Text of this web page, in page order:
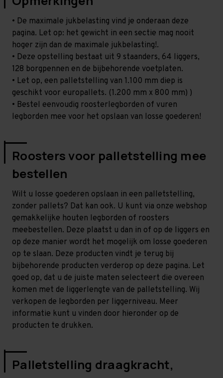
• De maximale jukbelasting vind je onderaan deze
pagina. Let op: het gewicht in een sectie mag nooit
hoger zijn dan de maximale jukbelasting!.
• Deze opstelling bestaat uit 9 staanders, 64 liggers,
128 borgpennen en de bijbehorende voetplaten.
• Let op, een palletstelling van 1.100 mm diep is
geschikt voor europallets. (1.200 mm x 800 mm) )
• Bestel eenvoudig roosterlegborden of vuren
legborden mee voor het opslaan van losse goederen!
Roosters voor palletstelling mee
bestellen
Wilt u losse goederen opslaan in een palletstelling,
zonder pallets? Dat kan ook. U kunt via onze webshop
gemakkelijke houten legborden of roosters
meebestellen. Deze plaatst u dan in of op de liggers en
op deze manier wordt het mogelijk om losse goederen
op te slaan. Deze producten vindt je terug bij
bijbehorende producten verderop op deze pagina. Let
goed op, dat u de juiste maten selecteert die overeen
komen met de liggerlengte van de palletstelling. Wij
verkopen de legborden per liggerniveau. Meer
informatie kunt u vinden door hieronder op de
producten te drukken.
Palletstelling draagkracht,